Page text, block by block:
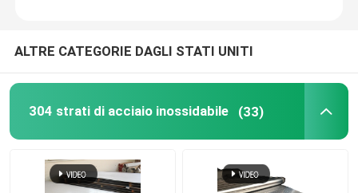
ALTRE CATEGORIE DAGLI STATI UNITI
304 strati di acciaio inossidabile (33)